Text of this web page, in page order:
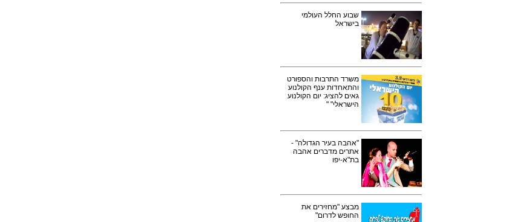
שבוע החלל העולמי
בישראל
משרד התרבות והספורט
והתאחדות ענף הקולנוע
גאים להציג: יום הקולנוע
הישראלי" "
"אהבה בעיר הגדולה" -
אתרים מדברים אהבה
בת"א-יפו
מבצע "מחזירים את
החופש לדרום"